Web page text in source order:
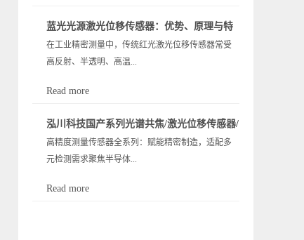
2019-2023 年 CAGR 高达19.1%。中国大陆市场同期
由 16.9 亿美元增至约...
芯片制造的“质量保障”命脉。这些设备广泛应用于硅
统可识别光刻中的缺陷、量测线宽和膜厚，在封装
洞等缺陷。 半导体 “量检测” 存在诸多难点，主要体
现在检测精度要求高、检测速度与效率的平衡、缺
陷检测难度大等方面。这些技术难点直接推高了...
坚。这段从 “全盘进口” 到 “100% 自主可控” 的历
程，不仅是一款产品的突围，更是中国高端工业传
感器打破封锁、实现自立自强的真实缩影。当前，
对纳米级位移测量的需求呈爆发式增长。而激光三
更面临供应链断供、技术卡脖子的致命风险。在国
蓝光光源激光位移传感器：优势、原理与特
殊场景解决方案 —— 泓川科技 LTP 系列
405nm 定制方案解析
在工业精密测量中，传统红光激光位移传感器常受
高反射、半透明、高温...
凭借独特物理特性实现突破。以下通过 “一问一答”
形式，详解蓝光传感器的优势、原理构造，并结合
泓川科技 LTP 系列定制方案，看其如何解决特殊环
Read more
泓川科技国产系列光谱共焦/激光位移传感器/
白光干涉测厚产品性能一览
高精度测量传感器全系列：赋能精密制造，适配多
元检测需求聚焦半导体...
Read more